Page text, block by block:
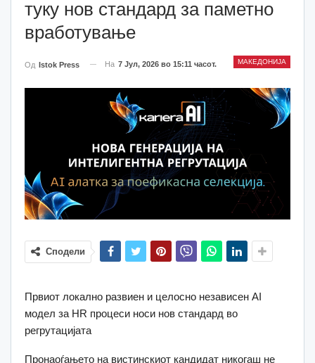
туку нов стандард за паметно
вработување
МАКЕДОНИЈА
Од Istok Press На 7 Јул, 2026 во 15:11 часот.
Сподели
Првиот локално развиен и целосно независен AI
модел за HR процеси носи нов стандард во
регрутацијата
Пронаоѓањето на вистинскиот кандидат никогаш не